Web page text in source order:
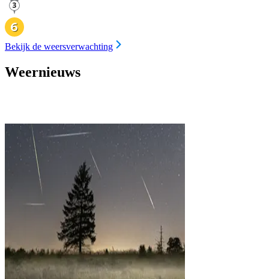
Bekijk de weersverwachting
Weernieuws